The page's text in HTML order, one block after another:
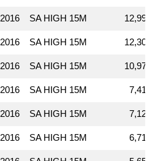
2016 SA HIGH 15M 12,996
2016 SA HIGH 15M 12,300
2016 SA HIGH 15M 10,974
2016 SA HIGH 15M 7,410
2016 SA HIGH 15M 7,128
2016 SA HIGH 15M 6,716